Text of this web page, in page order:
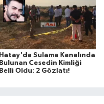
Hatay'da Sulama Kanalında
Bulunan Cesedin Kimliği
Belli Oldu: 2 Gözlatı!